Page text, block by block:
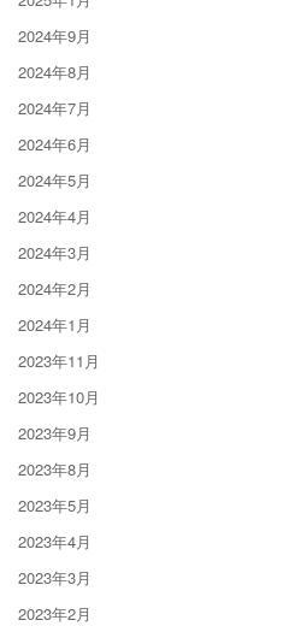
2024年9月
2024年8月
2024年7月
2024年6月
2024年5月
2024年4月
2024年3月
2024年2月
2024年1月
2023年11月
2023年10月
2023年9月
2023年8月
2023年5月
2023年4月
2023年3月
2023年2月